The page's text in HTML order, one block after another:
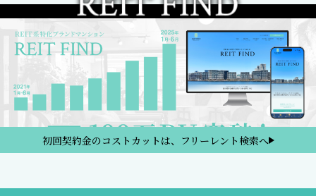
初回契約金のコストカットは、フリーレント検索へ